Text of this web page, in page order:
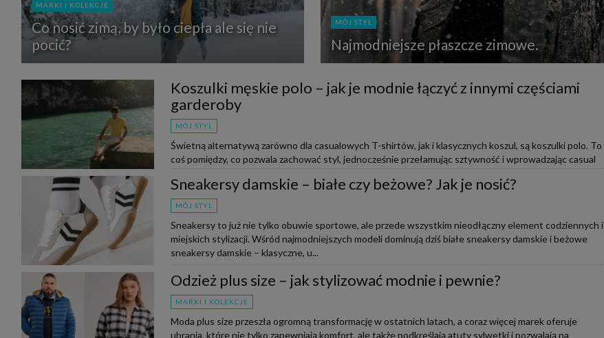
MARKI I KOLEKCJE
Co nosić zimą, by było ciepła ale się nie
pocić?
MÓJ STYL
Najmodniejsze płaszcze zimowe.
Koszulki męskie polo – jak je modnie łączyć z innymi częściami
garderoby
MÓJ STYL
Świetną alternatywą zarówno dla casualowych T-shirtów, jak i klasycznych koszul, są koszulki polo. To
coś pomiędzy, co pozwala zachować styl, jednocześnie przełamując sztywność i wprowadzając casual
Sneakersy damskie – białe czy beżowe? Jak je nosić?
MÓJ STYL
Sneakersy to już nie tylko obuwie sportowe, ale przede wszystkim nieodłączny element codziennych i
miejskich stylizacji. Wśród najmodniejszych modeli dominują dziś białe sneakersy damskie i beżowe
sneakersy damskie – klasyczne, u...
Odzież plus size – jak stylizować modnie i pewnie?
MARKI I KOLEKCJE
Moda plus size przeszła ogromną transformację w ostatnich latach, a coraz więcej marek oferuje
ubrania, które nie tylko zapewniają komfort, ale także podkreślają atuty sylwetki i pozwalają na